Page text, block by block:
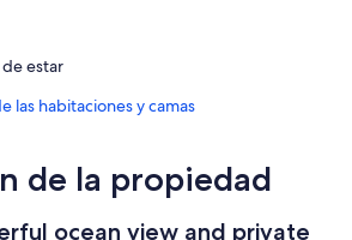
estar
las habitaciones y camas
de la propiedad
ocean view and private